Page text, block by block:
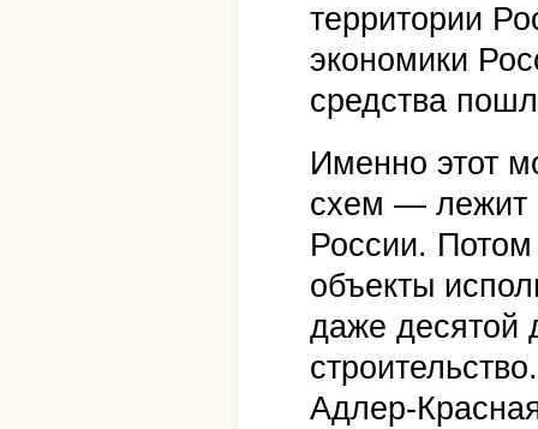
территории
экономики
средства
Именно этот
схем — лежит
России.
объекты
даже десятой
Адлер-